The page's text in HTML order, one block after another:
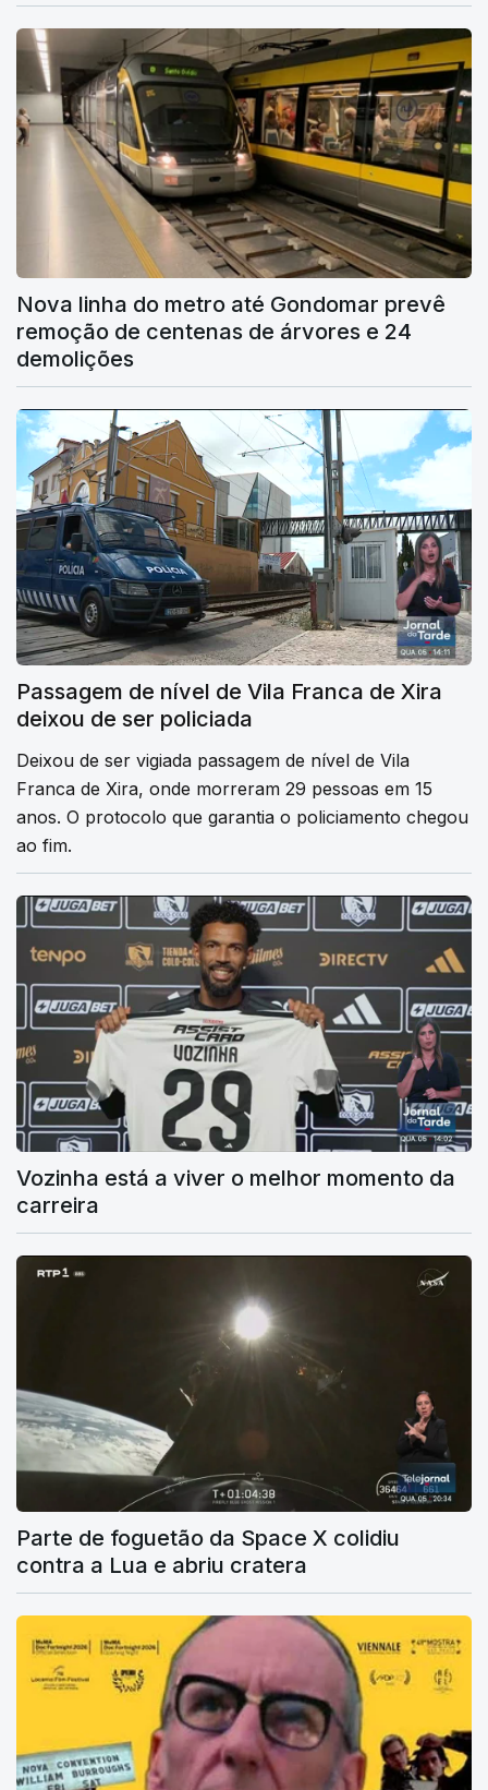
Nova linha do metro até Gondomar prevê
remoção de centenas de árvores e 24
demolições
Passagem de nível de Vila Franca de Xira
deixou de ser policiada
Deixou de ser vigiada passagem de nível de Vila
Franca de Xira, onde morreram 29 pessoas em 15
anos. O protocolo que garantia o policiamento chegou
ao fim.
Vozinha está a viver o melhor momento da
carreira
Parte de foguetão da Space X colidiu
contra a Lua e abriu cratera